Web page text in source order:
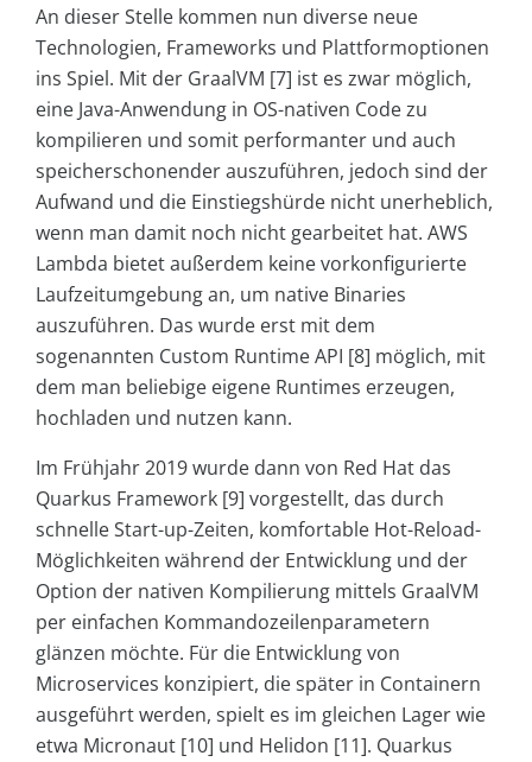
An dieser Stelle kommen nun diverse neue
Technologien, Frameworks und Plattformoptionen
ins Spiel. Mit der GraalVM [7] ist es zwar möglich,
eine Java-Anwendung in OS-nativen Code zu
kompilieren und somit performanter und auch
speicherschonender auszuführen, jedoch sind der
Aufwand und die Einstiegshürde nicht unerheblich,
wenn man damit noch nicht gearbeitet hat. AWS
Lambda bietet außerdem keine vorkonfigurierte
Laufzeitumgebung an, um native Binaries
auszuführen. Das wurde erst mit dem
sogenannten Custom Runtime API [8] möglich, mit
dem man beliebige eigene Runtimes erzeugen,
hochladen und nutzen kann.
Im Frühjahr 2019 wurde dann von Red Hat das
Quarkus Framework [9] vorgestellt, das durch
schnelle Start-up-Zeiten, komfortable Hot-Reload-
Möglichkeiten während der Entwicklung und der
Option der nativen Kompilierung mittels GraalVM
per einfachen Kommandozeilenparametern
glänzen möchte. Für die Entwicklung von
Microservices konzipiert, die später in Containern
ausgeführt werden, spielt es im gleichen Lager wie
etwa Micronaut [10] und Helidon [11]. Quarkus